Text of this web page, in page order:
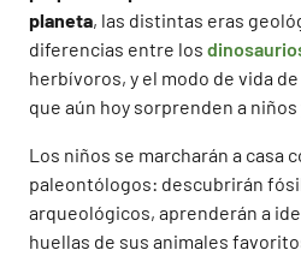
planeta, las distintas eras
diferencias entre los
herbívoros, y el modo de vida
que aún hoy sorprenden a niños
Los niños se marcharán a casa
paleontólogos: descubrirán
arqueológicos, aprenderán a
huellas de sus animales